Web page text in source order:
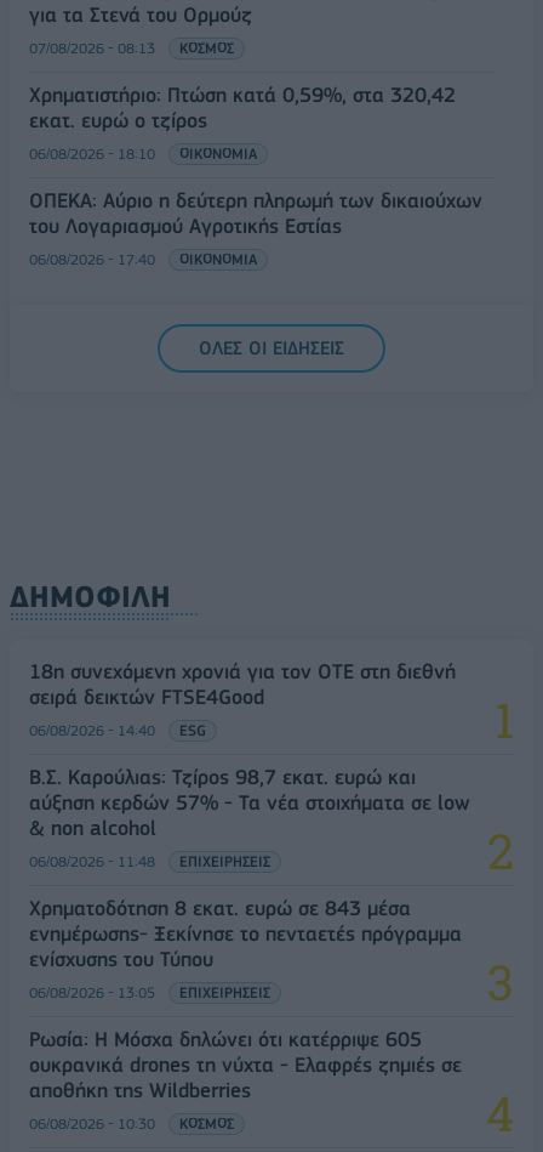
για τα Στενά του Ορμούζ
07/08/2026 - 08:13 ΚΟΣΜΟΣ
Χρηματιστήριο: Πτώση κατά 0,59%, στα 320,42
εκατ. ευρώ ο τζίρος
06/08/2026 - 18:10 ΟΙΚΟΝΟΜΙΑ
ΟΠΕΚΑ: Αύριο η δεύτερη πληρωμή των δικαιούχων
του Λογαριασμού Αγροτικής Εστίας
06/08/2026 - 17:40 ΟΙΚΟΝΟΜΙΑ
ΟΛΕΣ ΟΙ ΕΙΔΗΣΕΙΣ
ΔΗΜΟΦΙΛΗ
18η συνεχόμενη χρονιά για τον ΟΤΕ στη διεθνή
σειρά δεικτών FTSE4Good
06/08/2026 - 14:40 ESG
Β.Σ. Καρούλιας: Τζίρος 98,7 εκατ. ευρώ και
αύξηση κερδών 57% - Τα νέα στοιχήματα σε low
& non alcohol
06/08/2026 - 11:48 ΕΠΙΧΕΙΡΗΣΕΙΣ
Χρηματοδότηση 8 εκατ. ευρώ σε 843 μέσα
ενημέρωσης- Ξεκίνησε το πενταετές πρόγραμμα
ενίσχυσης του Τύπου
06/08/2026 - 13:05 ΕΠΙΧΕΙΡΗΣΕΙΣ
Ρωσία: Η Μόσχα δηλώνει ότι κατέρριψε 605
ουκρανικά drones τη νύχτα - Ελαφρές ζημιές σε
αποθήκη της Wildberries
06/08/2026 - 10:30 ΚΟΣΜΟΣ